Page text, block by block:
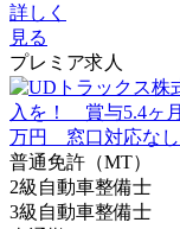
詳しく
見る
プレミア求人
普通免許（MT）
2級自動車整備士
3級自動車整備士